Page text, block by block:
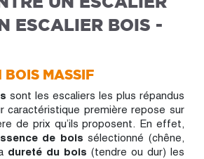
ESCALIER BOIS -
BOIS MASSIF
sont les escaliers les plus répandus
caractéristique première repose sur
de prix qu’ils proposent. En effet,
de bois sélectionné (chêne,
dureté du bois (tendre ou dur) les